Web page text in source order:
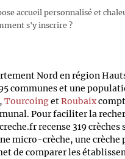
accueil personnalisé et
s'y inscrire ?
Nord en région
communes et une
, TourcoingetRoubaix
Pour faciliter la
recense 319
micro-crèche, une
de comparer les